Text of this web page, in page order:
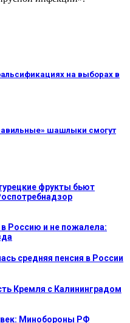
на выборах в
шашлыки смогут
фрукты бьют
Россию и не пожалела:
средняя пенсия в России
Кремля с Калининградом
Минобороны РФ